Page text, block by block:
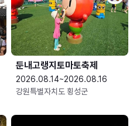
둔내고랭지토마토축제
2026.08.14~2026.08.16
강원특별자치도 횡성군